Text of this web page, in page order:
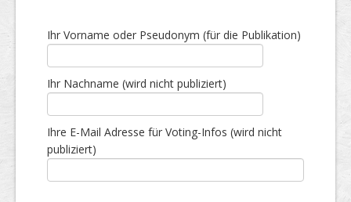
Ihr Vorname oder Pseudonym (für die Publikation)
Ihr Nachname (wird nicht publiziert)
Ihre E-Mail Adresse für Voting-Infos (wird nicht
publiziert)